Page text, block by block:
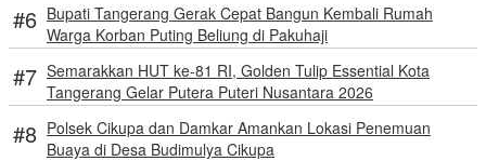
Bupati Tangerang Gerak Cepat Bangun Kembali Rumah
Warga Korban Puting Beliung di Pakuhaji
Semarakkan HUT ke-81 RI, Golden Tulip Essential Kota
Tangerang Gelar Putera Puteri Nusantara 2026
Polsek Cikupa dan Damkar Amankan Lokasi Penemuan
Buaya di Desa Budimulya Cikupa